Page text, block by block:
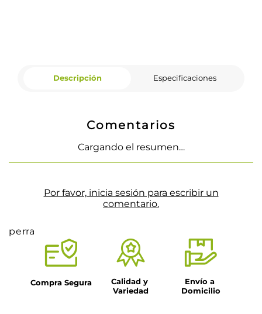
Descripción Especificaciones
Comentarios
Cargando el resumen…
Por favor, inicia sesión para escribir un
comentario.
perra
Compra Segura
Calidad y
Variedad
Envío a
Domicilio